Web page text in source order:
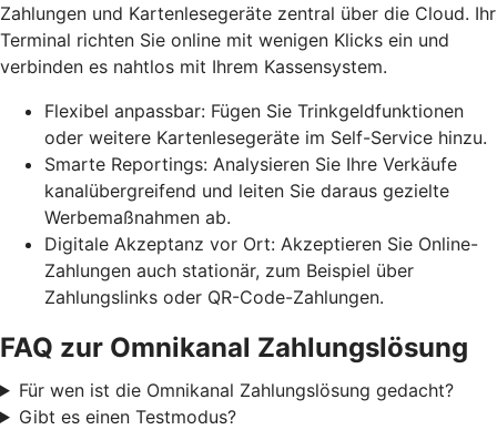
Zahlungen und Kartenlesegeräte zentral über die Cloud. Ihr
Terminal richten Sie online mit wenigen Klicks ein und
verbinden es nahtlos mit Ihrem Kassensystem.
Flexibel anpassbar: Fügen Sie Trinkgeldfunktionen
oder weitere Kartenlesegeräte im Self-Service hinzu.
Smarte Reportings: Analysieren Sie Ihre Verkäufe
kanalübergreifend und leiten Sie daraus gezielte
Werbemaßnahmen ab.
Digitale Akzeptanz vor Ort: Akzeptieren Sie Online-
Zahlungen auch stationär, zum Beispiel über
Zahlungslinks oder QR-Code-Zahlungen.
FAQ zur Omnikanal Zahlungslösung
Für wen ist die Omnikanal Zahlungslösung gedacht?
Gibt es einen Testmodus?